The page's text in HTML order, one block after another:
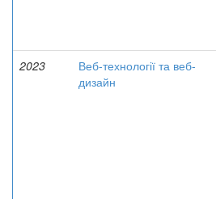
2023
Веб-технології та веб-
дизайн